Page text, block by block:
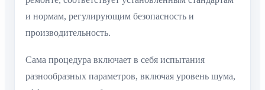
и нормам, регулирующим безопасность и
производительность.
Сама процедура включает в себя испытания
разнообразных параметров, включая уровень шума,